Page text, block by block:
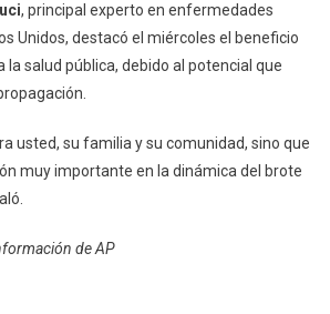
, principal experto en enfermedades
Unidos, destacó el miércoles el beneficio
la salud pública, debido al potencial que
usted, su familia y su comunidad, sino que
muy importante en la dinámica del brote
de AP